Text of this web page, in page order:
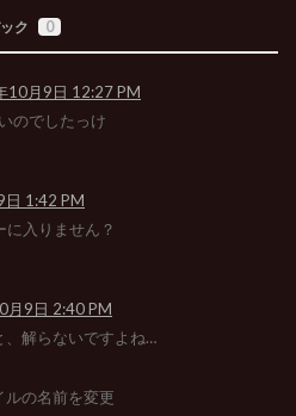
ク 0
10月9日 12:27 PM
のでしたっけ
1:42 PM
に入りません？
月9日 2:40 PM
、解らないですよね…
ルの名前を変更